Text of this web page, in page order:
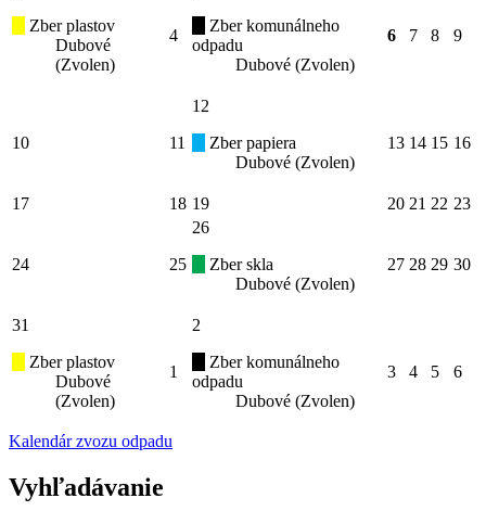
Zber plastov
Dubové
(Zvolen)
4
Zber komunálneho
odpadu
Dubové (Zvolen)
6 7 8 9
10 11
12
Zber papiera
Dubové (Zvolen)
13 14 15 16
17 18 19 20 21 22 23
24 25
26
Zber skla
Dubové (Zvolen)
27 28 29 30
31
Zber plastov
Dubové
(Zvolen)
1
2
Zber komunálneho
odpadu
Dubové (Zvolen)
3 4 5 6
Kalendár zvozu odpadu
Vyhľadávanie